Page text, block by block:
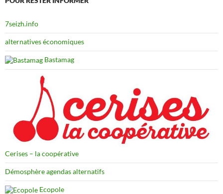
7seizh.info
alternatives économiques
Bastamag
Cerises – la coopérative
Démosphère agendas alternatifs
Ecopole